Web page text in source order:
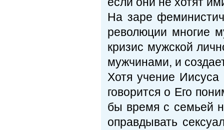
На заре
революции многие
кризис мужской
мужчинами, и
Хотя учение
говорится о Его
бы время с семьей
оправдывать